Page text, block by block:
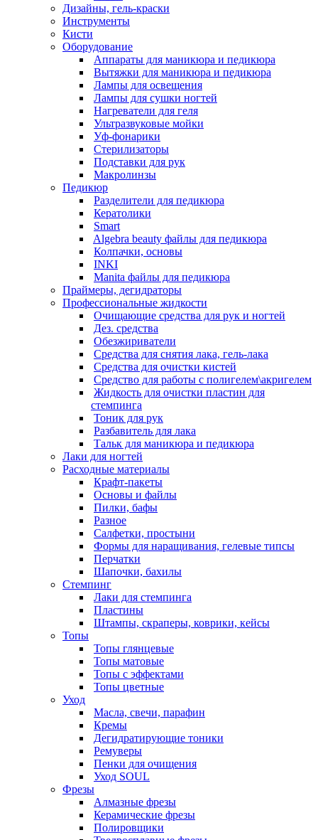
Дизайны, гель-краски
Инструменты
Кисти
Оборудование
Аппараты для маникюра и педикюра
Вытяжки для маникюра и педикюра
Лампы для освещения
Лампы для сушки ногтей
Нагреватели для геля
Ультразвуковые мойки
Уф-фонарики
Стерилизаторы
Подставки для рук
Макролинзы
Педикюр
Разделители для педикюра
Кератолики
Smart
Algebra beauty файлы для педикюра
Колпачки, основы
INKI
Manita файлы для педикюра
Праймеры, дегидраторы
Профессиональные жидкости
Очищающие средства для рук и ногтей
Дез. средства
Обезжириватели
Средства для снятия лака, гель-лака
Средства для очистки кистей
Средство для работы с полигелем\акригелем
Жидкость для очистки пластин для
стемпинга
Тоник для рук
Разбавитель для лака
Тальк для маникюра и педикюра
Лаки для ногтей
Расходные материалы
Крафт-пакеты
Основы и файлы
Пилки, бафы
Разное
Салфетки, простыни
Формы для наращивания, гелевые типсы
Перчатки
Шапочки, бахилы
Стемпинг
Лаки для стемпинга
Пластины
Штампы, скраперы, коврики, кейсы
Топы
Топы глянцевые
Топы матовые
Топы с эффектами
Топы цветные
Уход
Масла, свечи, парафин
Кремы
Дегидратирующие тоники
Ремуверы
Пенки для очищения
Уход SOUL
Фрезы
Алмазные фрезы
Керамические фрезы
Полировщики